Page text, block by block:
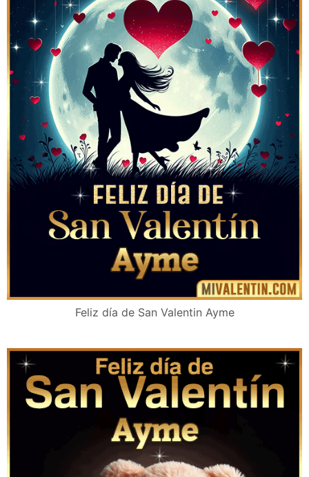
Feliz día de San Valentin Ayme